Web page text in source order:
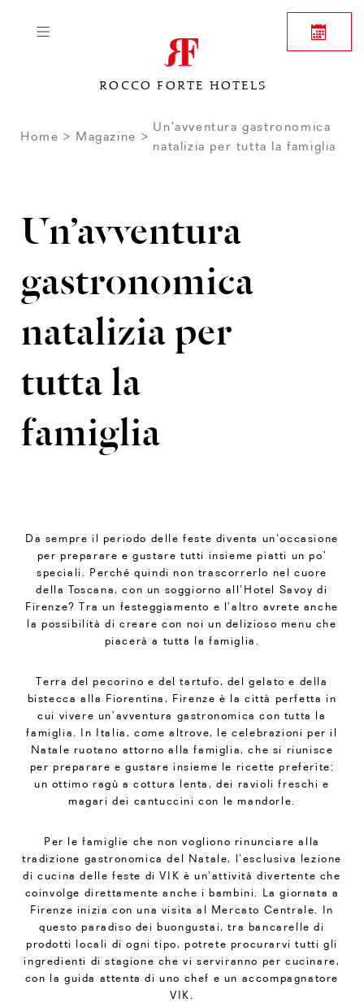
ROCCO FORTE HOTELS
Home Magazine
Un’avventura gastronomica
natalizia per tutta la famiglia
Un’avventura
gastronomica
natalizia per
tutta la
famiglia
Da sempre il periodo delle feste diventa un’occasione
per preparare e gustare tutti insieme piatti un po’
speciali. Perché quindi non trascorrerlo nel cuore
della Toscana, con un soggiorno all’Hotel Savoy di
Firenze? Tra un festeggiamento e l’altro avrete anche
la possibilità di creare con noi un delizioso menu che
piacerà a tutta la famiglia.
Terra del pecorino e del tartufo, del gelato e della
bistecca alla Fiorentina, Firenze è la città perfetta in
cui vivere un’avventura gastronomica con tutta la
famiglia. In Italia, come altrove, le celebrazioni per il
Natale ruotano attorno alla famiglia, che si riunisce
per preparare e gustare insieme le ricette preferite:
un ottimo ragù a cottura lenta, dei ravioli freschi e
magari dei cantuccini con le mandorle.
Per le famiglie che non vogliono rinunciare alla
tradizione gastronomica del Natale, l’esclusiva lezione
di cucina delle feste di VIK è un’attività divertente che
coinvolge direttamente anche i bambini. La giornata a
Firenze inizia con una visita al Mercato Centrale. In
questo paradiso dei buongustai, tra bancarelle di
prodotti locali di ogni tipo, potrete procurarvi tutti gli
ingredienti di stagione che vi serviranno per cucinare,
con la guida attenta di uno chef e un accompagnatore
VIK.